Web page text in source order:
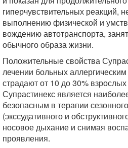
гиперчувствительных реакций,
выполнению физической и
вождению автотранспорта,
обычного образа жизни.
Положительные свойства
лечении больных
страдают от 10 до 30%
Супрастинекс является
безопасным в терапии
(экссудативного и
носовое дыхание и снимая
проявления.